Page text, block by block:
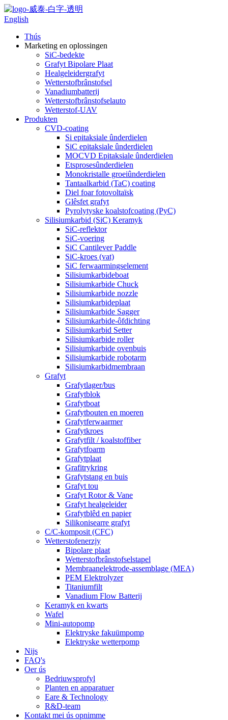
English
Thús
Marketing en oplossingen
SiC-bedekte
Grafyt Bipolare Plaat
Healgeleidergrafyt
Wetterstofbrânstofsel
Vanadiumbatterij
Wetterstofbrânstofselauto
Wetterstof-UAV
Produkten
CVD-coating
Si epitaksiale ûnderdielen
SiC epitaksiale ûnderdielen
MOCVD Epitaksiale ûnderdielen
Etsprosesûnderdielen
Monokristalle groeiûnderdielen
Tantaalkarbid (TaC) coating
Diel foar fotovoltaïsk
Glêsfet grafyt
Pyrolytyske koalstofcoating (PyC)
Silisiumkarbid (SiC) Keramyk
SiC-reflektor
SiC-voering
SiC Cantilever Paddle
SiC-kroes (vat)
SiC ferwaarmingselement
Silisiumkarbideboat
Silisiumkarbide Chuck
Silisiumkarbide nozzle
Silisiumkarbideplaat
Silisiumkarbide Sagger
Silisiumkarbide-ôfdichting
Silisiumkarbid Setter
Silisiumkarbide roller
Silisiumkarbide ovenbuis
Silisiumkarbide robotarm
Silisiumkarbidmembraan
Grafyt
Grafytlager/bus
Grafytblok
Grafytboat
Grafytbouten en moeren
Grafytferwaarmer
Grafytkroes
Grafytfilt / koalstoffiber
Grafytfoarm
Grafytplaat
Grafitrykring
Grafytstang en buis
Grafyt tou
Grafyt Rotor & Vane
Grafyt healgeleider
Grafytblêd en papier
Silikonisearre grafyt
C/C-komposit (CFC)
Wetterstofenerzjy
Bipolare plaat
Wetterstofbrânstofselstapel
Membraanelektrode-assemblage (MEA)
PEM Elektrolyzer
Titaniumfilt
Vanadium Flow Batterij
Keramyk en kwarts
Wafel
Mini-autopomp
Elektryske fakuümpomp
Elektryske wetterpomp
Nijs
FAQ's
Oer ús
Bedriuwsprofyl
Planten en apparatuer
Eare & Technology
R&D-team
Kontakt mei ús opnimme